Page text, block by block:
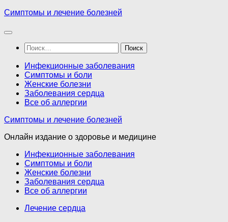
Перейти
содержимому
Симптомы и лечение болезней
Найти:
Инфекционные заболевания
Симптомы и боли
Женские болезни
Заболевания сердца
Все об аллергии
Симптомы и лечение болезней
Онлайн издание о здоровье и медицине
Инфекционные заболевания
Симптомы и боли
Женские болезни
Заболевания сердца
Все об аллергии
Лечение сердца